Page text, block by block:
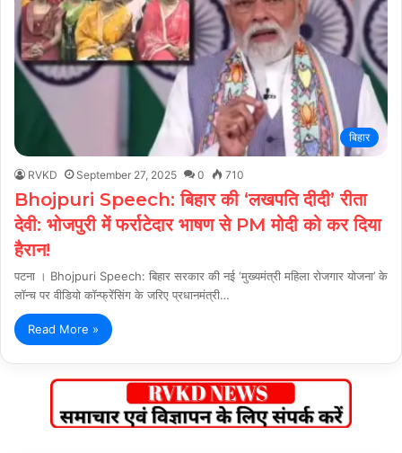
बिहार
RVKD September 27, 2025 0 710
Bhojpuri Speech: बिहार की ‘लखपति दीदी’ रीता
देवी: भोजपुरी में फर्राटेदार भाषण से PM मोदी को कर दिया
हैरान!
पटना । Bhojpuri Speech: बिहार सरकार की नई ‘मुख्यमंत्री महिला रोजगार योजना’ के
लॉन्च पर वीडियो कॉन्फ्रेंसिंग के जरिए प्रधानमंत्री…
Read More »